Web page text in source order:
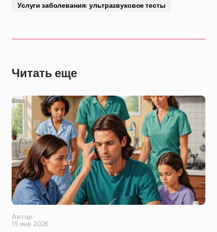
Услуги заболевания: ультразвуковое тесты
Читать еще
Автор:
15 янв 2026